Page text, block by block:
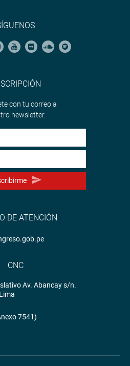
con tu correo a
newsletter.
DE ATENCIÓN
CNC
Av. Abancay s/n.
7541)